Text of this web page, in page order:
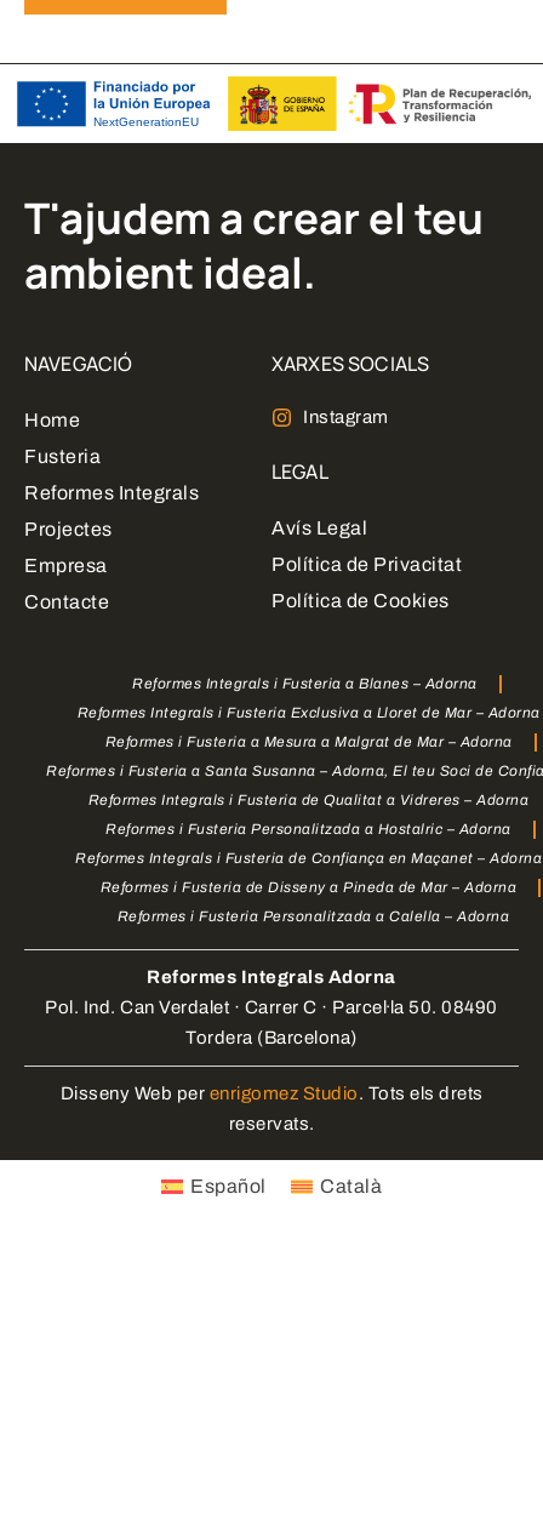
T'ajudem a crear el teu
ambient ideal.
NAVEGACIÓ
Home
Fusteria
Reformes Integrals
Projectes
Empresa
Contacte
XARXES SOCIALS
Instagram
LEGAL
Avís Legal
Política de Privacitat
Política de Cookies
Reformes Integrals i Fusteria a Blanes – Adorna
Reformes Integrals i Fusteria Exclusiva a Lloret de Mar – Adorna
Reformes i Fusteria a Mesura a Malgrat de Mar – Adorna
Reformes i Fusteria a Santa Susanna – Adorna, El teu Soci de
Reformes Integrals i Fusteria de Qualitat a Vidreres – Adorna
Reformes i Fusteria Personalitzada a Hostalric – Adorna
Reformes Integrals i Fusteria de Confiança en Maçanet – Adorna
Reformes i Fusteria de Disseny a Pineda de Mar – Adorna
Reformes i Fusteria Personalitzada a Calella – Adorna
Reformes Integrals Adorna
Pol. Ind. Can Verdalet · Carrer C · Parcel·la 50. 08490
Tordera (Barcelona)
Disseny Web per enrigomez Studio. Tots els drets
reservats.
Español Català